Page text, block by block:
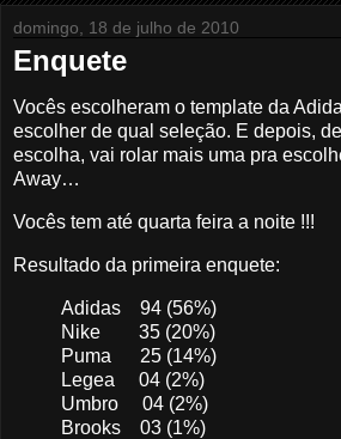
domingo, 18 de julho de 2010
Enquete
Vocês escolheram o template da
escolher de qual seleção. E depois,
escolha, vai rolar mais uma pra
Away…
Vocês tem até quarta feira a noite !!!
Resultado da primeira enquete:
Adidas 94 (56%)
Nike 35 (20%)
Puma 25 (14%)
Legea 04 (2%)
Umbro 04 (2%)
Brooks 03 (1%)